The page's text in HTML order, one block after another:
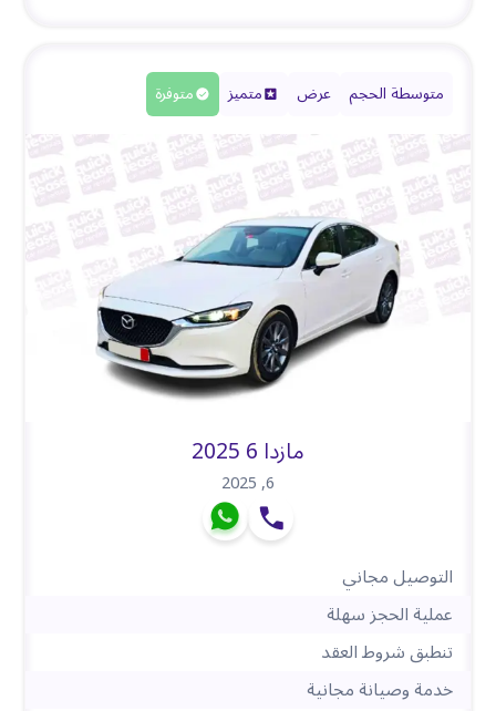
متوسطة الحجم عرض متميز متوفرة
مازدا 6 2025
6
,
2025
التوصيل مجاني
عملية الحجز سهلة
تنطبق شروط العقد
خدمة وصيانة مجانية